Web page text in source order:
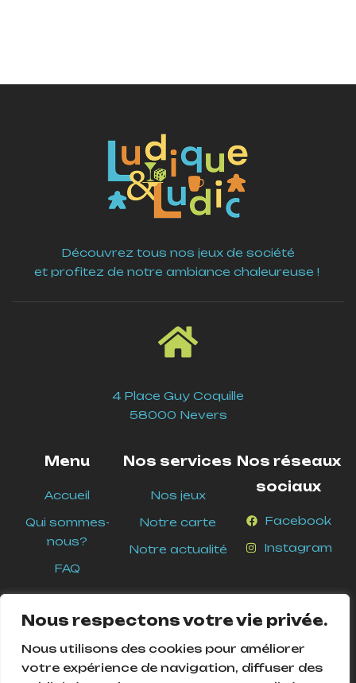
Nous respectons votre vie privée.
Nous utilisons des cookies pour améliorer
votre expérience de navigation, diffuser des
Découvrez tous nos jeux de société
et profitez de notre ambiance chaleureuse !
4 Place Guy Coquille
58000 Nevers
Menu
Accueil
Qui sommes-
nous?
FAQ
Nos services
Nos jeux
Notre carte
Notre actualité
Nos réseaux
sociaux
Facebook
Instagram